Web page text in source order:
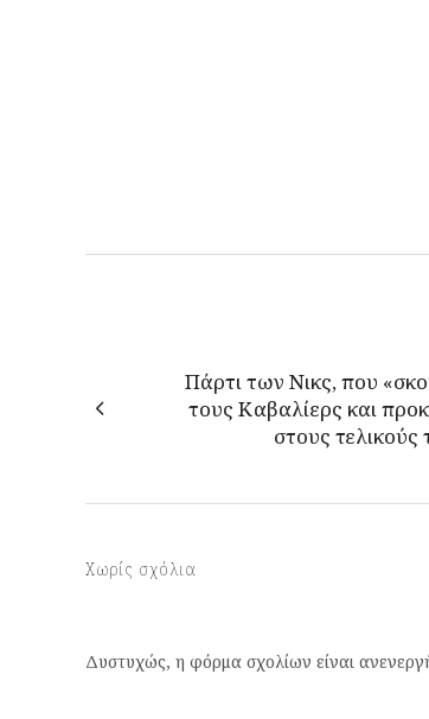
Πάρτι των Νικς, που
τους Καβαλίερς και
στους τελικούς
Χωρίς σχόλια
Δυστυχώς, η φόρμα σχολίων είναι